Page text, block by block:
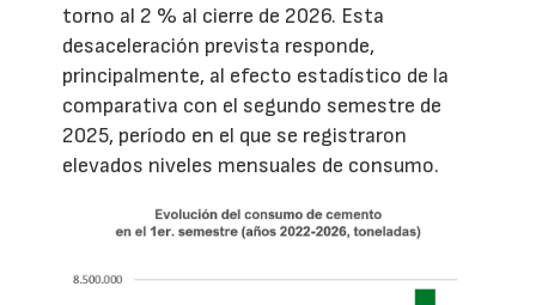
torno al 2 % al cierre de 2026. Esta
desaceleración prevista responde,
principalmente, al efecto estadístico de la
comparativa con el segundo semestre de
2025, período en el que se registraron
elevados niveles mensuales de consumo.